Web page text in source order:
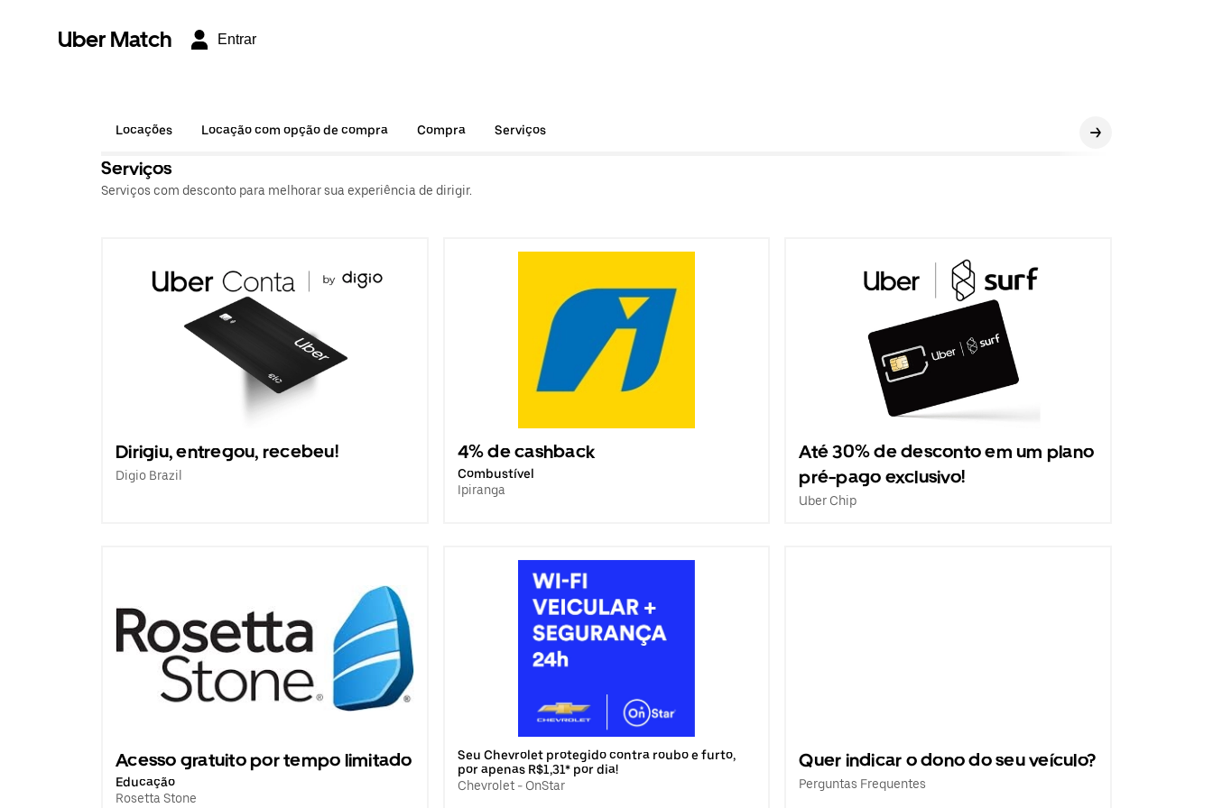
Uber Match Entrar
Locações Locação com opção de compra Compra Serviços
Serviços
Serviços com desconto para melhorar sua experiência de dirigir.
Dirigiu, entregou, recebeu!
Digio Brazil
4% de cashback
Combustível
Ipiranga
Até 30% de desconto em um plano
pré-pago exclusivo!
Uber Chip
Acesso gratuito por tempo limitado
Educação
Rosetta Stone
Seu Chevrolet protegido contra roubo e furto,
por apenas R$1,31* por dia!
Chevrolet - OnStar
Quer indicar o dono do seu veículo?
Perguntas Frequentes